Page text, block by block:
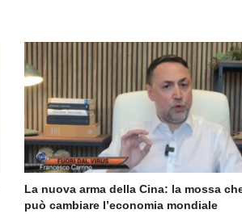
La nuova arma della Cina: la mossa
può cambiare l’economia mondiale